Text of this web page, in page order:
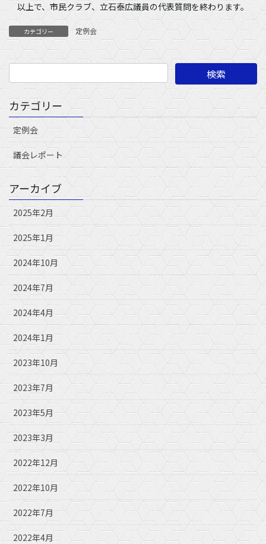
以上で、市民クラブ、立石泰広議員の代表質問を終わります。
カテゴリー 定例会
カテゴリー
定例会
議会レポート
アーカイブ
2025年2月
2025年1月
2024年10月
2024年7月
2024年4月
2024年1月
2023年10月
2023年7月
2023年5月
2023年3月
2022年12月
2022年10月
2022年7月
2022年4月